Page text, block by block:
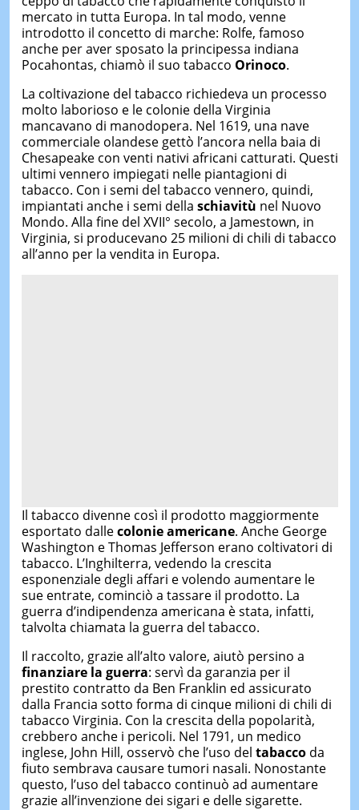
mercato in tutta Europa. In tal modo, venne
introdotto il concetto di marche: Rolfe, famoso
anche per aver sposato la principessa indiana
Pocahontas, chiamò il suo tabacco Orinoco.
La coltivazione del tabacco richiedeva un processo
molto laborioso e le colonie della Virginia
mancavano di manodopera. Nel 1619, una nave
commerciale olandese gettò l’ancora nella baia di
Chesapeake con venti nativi africani catturati. Questi
ultimi vennero impiegati nelle piantagioni di
tabacco. Con i semi del tabacco vennero, quindi,
impiantati anche i semi della schiavitù nel Nuovo
Mondo. Alla fine del XVII° secolo, a Jamestown, in
Virginia, si producevano 25 milioni di chili di tabacco
all’anno per la vendita in Europa.
Il tabacco divenne così il prodotto maggiormente
esportato dallecolonie americane. Anche George
Washington e Thomas Jefferson erano coltivatori di
tabacco. L’Inghilterra, vedendo la crescita
esponenziale degli affari e volendo aumentare le
sue entrate, cominciò a tassare il prodotto. La
guerra d’indipendenza americana è stata, infatti,
talvolta chiamata la guerra del tabacco.
Il raccolto, grazie all’alto valore, aiutò persino a
finanziare la guerra: servì da garanzia per il
prestito contratto da Ben Franklin ed assicurato
dalla Francia sotto forma di cinque milioni di chili di
tabacco Virginia. Con la crescita della popolarità,
crebbero anche i pericoli. Nel 1791, un medico
inglese, John Hill, osservò che l’uso del tabaccoda
fiuto sembrava causare tumori nasali. Nonostante
questo, l’uso del tabacco continuò ad aumentare
grazie all’invenzione dei sigari e delle sigarette.